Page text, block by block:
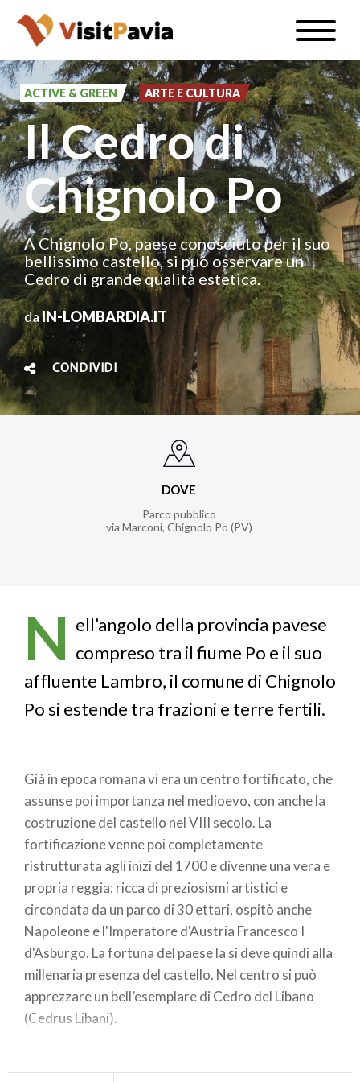
Salta
contenuto
principale
Toggle
IT
#visitpavia
ACTIVE & GREEN ARTE E CULTURA
Il Cedro di
Chignolo Po
A Chignolo Po, paese conosciuto per il suo
bellissimo castello, si può osservare un
Cedro di grande qualità estetica.
daIN-LOMBARDIA.IT
CONDIVIDI
DOVE
Parco pubblico
via Marconi, Chignolo Po (PV)
N ell’angolo della provincia pavese
compreso tra il fiume Po e il suo
affluente Lambro, il comune di Chignolo
Po si estende tra frazioni e terre fertili.
Già in epoca romana vi era un centro fortificato, che
assunse poi importanza nel medioevo, con anche la
costruzione del castello nel VIII secolo. La
fortificazione venne poi completamente
ristrutturata agli inizi del 1700 e divenne una vera e
propria reggia; ricca di preziosismi artistici e
circondata da un parco di 30 ettari, ospitò anche
Napoleone e l'Imperatore d'Austria Francesco I
d'Asburgo. La fortuna del paese la si deve quindi alla
millenaria presenza del castello. Nel centro si può
apprezzare un bell’esemplare di Cedro del Libano
(Cedrus Libani).
un parchetto comunale, l’albero mostra tutte le